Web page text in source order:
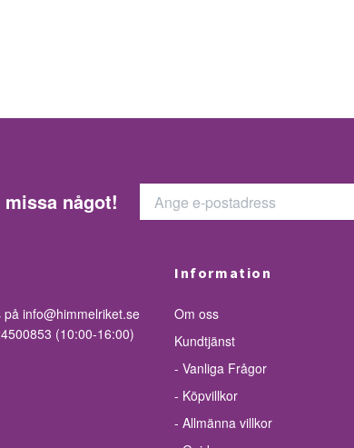
något!
på info@himmelriket.se
(10:00-16:00)
Information
Om oss
Kundtjänst
- Vanliga Frågor
- Köpvillkor
- Allmänna villkor